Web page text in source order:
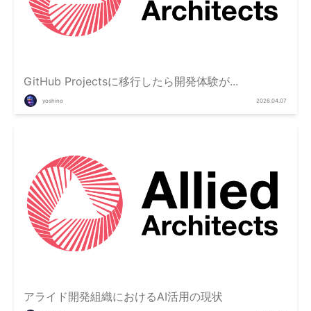
GitHub Projectsに移行したら開発体験が...
yoshino 2026.04.07
アライド開発組織におけるAI活用の現状